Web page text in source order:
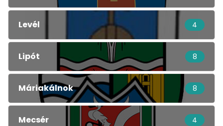
Levél 4
Lipót 8
Máriakálnok 8
Mecsér 4